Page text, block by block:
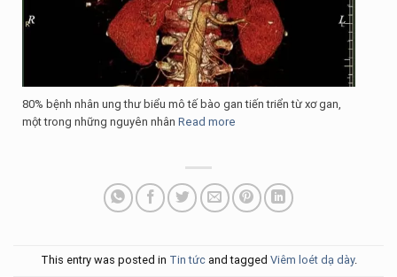
80% bệnh nhân ung thư biểu mô tế bào gan tiến triển từ xơ gan,
một trong những nguyên nhân Read more
This entry was posted in Tin tứcand tagged Viêm loét dạ dày.